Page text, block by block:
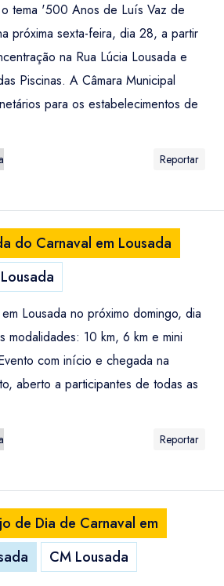
tema '500 Anos de Luís Vaz de
próxima sexta-feira, dia 28, a partir
na Rua Lúcia Lousada e
Piscinas. A Câmara Municipal
para os estabelecimentos de
Reportar
do Carnaval em Lousada
Lousada no próximo domingo, dia
modalidades: 10 km, 6 km e mini
com início e chegada na
aberto a participantes de todas as
Reportar
de Dia de Carnaval em
CM Lousada